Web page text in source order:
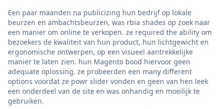
Een paar maanden na publicizing hun bedrijf op lokale
beurzen en ambachtsbeurzen, was rbia shades op zoek naar
een manier om online te verkopen. ze required the ability om
bezoekers de kwaliteit van hun product, hun lichtgewicht en
ergonomische ontwerpen, op een visueel aantrekkelijke
manier te laten zien. hun Magento bood hiervoor geen
adequate oplossing. ze probeerden een many different
options voordat ze powr slider vonden en geen van hen leek
een onderdeel van de site en was onhandig en moeilijk te
gebruiken.